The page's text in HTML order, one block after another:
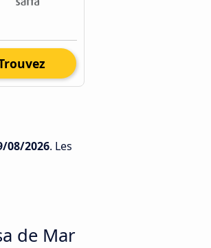
08/2026. Les
de Mar